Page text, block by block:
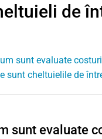
de
sunt evaluate
sunt cheltuielile de
sunt evaluate